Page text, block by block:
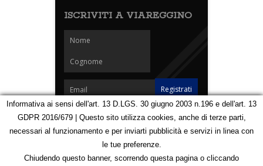
ISCRIVITI A VIAREGGINO
Homepage Notizie Speciali Eventi Foto Carnevale
Partners
Contatti
Mappa
Informativa ai sensi dell'art. 13 D.LGS. 30 giugno 2003 n.196 e dell'art. 13
GDPR 2016/679 | Questo sito utilizza cookies, anche di terze parti,
necessari al funzionamento e per inviarti pubblicità e servizi in linea con
le tue preferenze.
Chiudendo questo banner, scorrendo questa pagina o cliccando